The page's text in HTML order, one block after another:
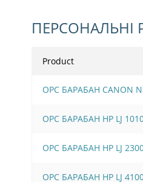
ПЕРСОНАЛЬНІ
Product
OPC БАРАБАН CANON
OPC БАРАБАН HP LJ
OPC БАРАБАН HP LJ
OPC БАРАБАН HP LJ